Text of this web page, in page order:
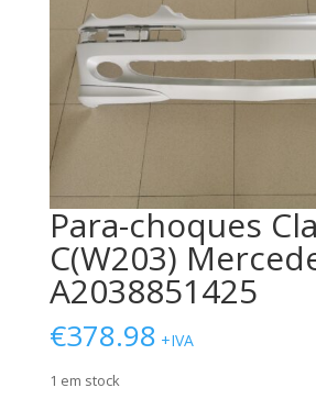
Para-choques
C(W203)
A2038851425
€378.98 +IVA
1 em stock